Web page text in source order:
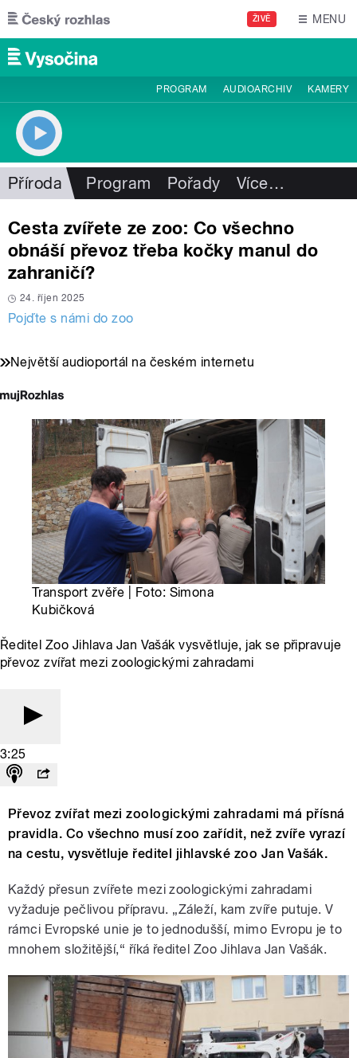
Přejít k hlavnímu obsahu
ŽIVĚ MENU
PROGRAM AUDIOARCHIV KAMERY
Příroda Program Pořady Více…
Cesta zvířete ze zoo: Co všechno
obnáší převoz třeba kočky manul do
zahraničí?
24. říjen 2025
Pojďte s námi do zoo
Největší audioportál na českém internetu
Transport zvěře | Foto: Simona
Kubičková
Ředitel Zoo Jihlava Jan Vašák vysvětluje, jak se připravuje
převoz zvířat mezi zoologickými zahradami
3:25
Převoz zvířat mezi zoologickými zahradami má přísná
pravidla. Co všechno musí zoo zařídit, než zvíře vyrazí
na cestu, vysvětluje ředitel jihlavské zoo Jan Vašák.
Každý přesun zvířete mezi zoologickými zahradami
vyžaduje pečlivou přípravu. „Záleží, kam zvíře putuje. V
rámci Evropské unie je to jednodušší, mimo Evropu je to
mnohem složitější,“ říká ředitel Zoo Jihlava Jan Vašák.